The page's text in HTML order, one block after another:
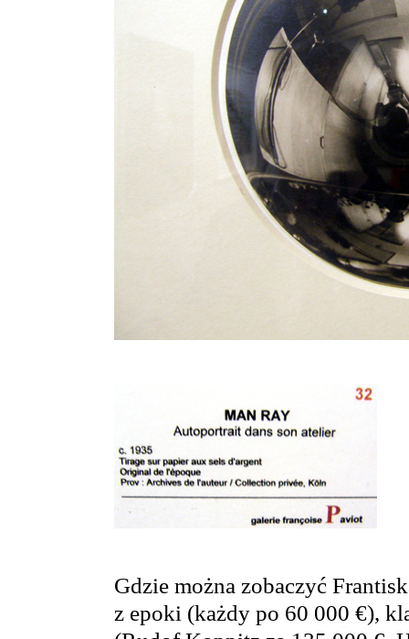
Gdzie można zobaczyć
z epoki (każdy po 60 000 €),